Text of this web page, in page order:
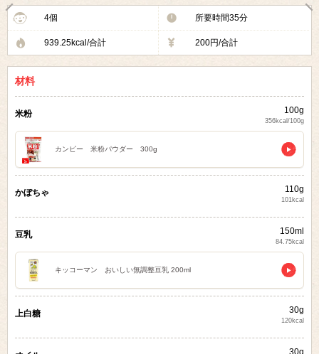
4個 所要時間35分
939.25kcal/合計 200円/合計
材料
米粉 100g
356kcal/100g
カンピー 米粉パウダー 300g
かぼちゃ 110g
101kcal
豆乳 150ml
84.75kcal
キッコーマン おいしい無調整豆乳 200ml
上白糖 30g
120kcal